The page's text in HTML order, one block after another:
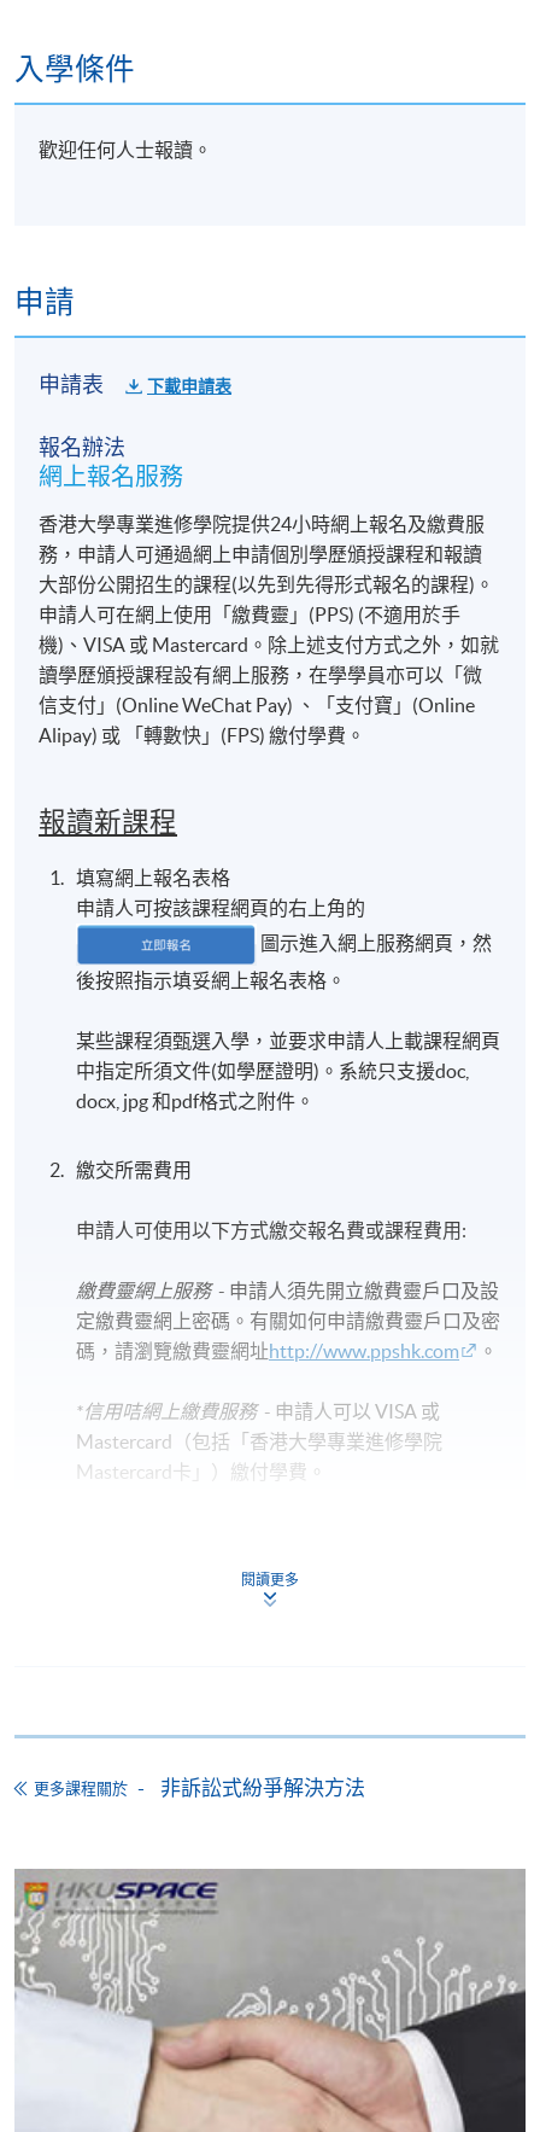
入學條件
歡迎任何人士報讀。
申請
申請表 下載申請表
報名辦法
網上報名服務
香港大學專業進修學院提供24小時網上報名及繳費服
務，申請人可通過網上申請個別學歷頒授課程和報讀
大部份公開招生的課程(以先到先得形式報名的課程)。
申請人可在網上使用「繳費靈」(PPS) (不適用於手
機)、VISA 或 Mastercard。除上述支付方式之外，如就
讀學歷頒授課程設有網上服務，在學學員亦可以「微
信支付」(Online WeChat Pay) 、「支付寶」(Online
Alipay) 或 「轉數快」(FPS) 繳付學費。
報讀新課程
填寫網上報名表格
申請人可按該課程網頁的右上角的
圖示進入網上服務網頁，然
後按照指示填妥網上報名表格。
某些課程須甄選入學，並要求申請人上載課程網頁
中指定所須文件(如學歷證明)。系統只支援doc,
docx, jpg 和pdf格式之附件。
繳交所需費用
申請人可使用以下方式繳交報名費或課程費用:
繳費靈網上服務- 申請人須先開立繳費靈戶口及設
定繳費靈網上密碼。有關如何申請繳費靈戶口及密
碼，請瀏覽繳費靈網址http://www.ppshk.com 。
*信用咭網上繳費服務- 申請人可以 VISA 或
Mastercard（包括「香港大學專業進修學院
Mastercard卡」）繳付學費。
-短期課程
-個別學歷頒授課程
報讀同一學歷頒授課程內其他單元
個別課程為須報讀同一學歷頒授課程及其他單元或繳
交下期學費的學員，提供網上服務，如學員就讀的課
程設有此服務，課程負責人會通知學員有關程序。
網上支付可通過「繳費靈」(PPS) (不適用於手機)、
VISA 或 Mastercard、「微信支付」(Online WeChat
Pay) 、「支付寶」(Online Alipay) 或 「轉數快」(FPS)
閱讀更多
更多課程關於 非訴訟式紛爭解決方法